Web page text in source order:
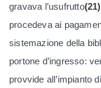
gravava l’usufrutto(21)
procedeva ai
sistemazione della
portone d’ingresso:
provvide all’impianto